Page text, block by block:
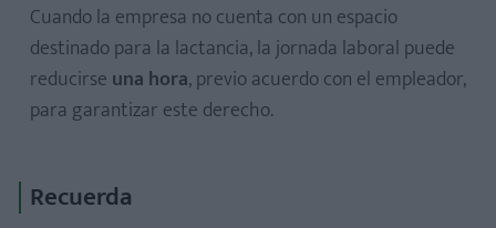
Cuando la empresa no cuenta con un espacio
destinado para la lactancia, la jornada laboral puede
reducirse una hora, previo acuerdo con el empleador,
para garantizar este derecho.
Recuerda